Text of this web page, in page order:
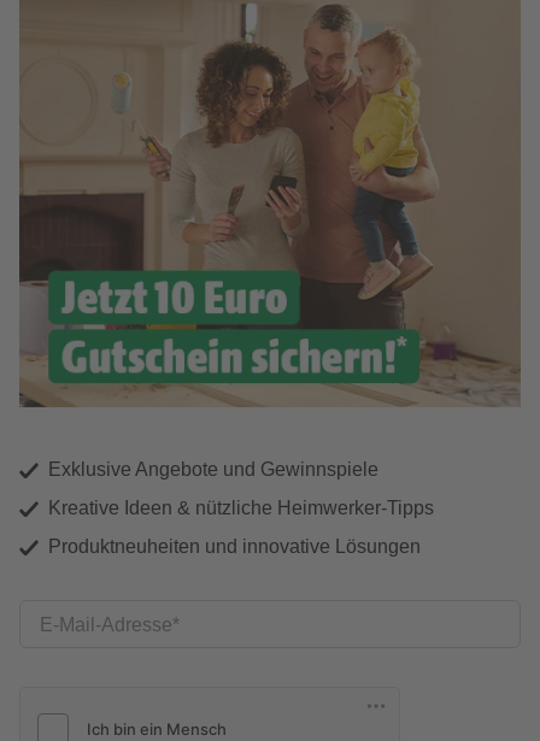
Exklusive Angebote und Gewinnspiele
Kreative Ideen & nützliche Heimwerker-Tipps
Produktneuheiten und innovative Lösungen
E-Mail-Adresse